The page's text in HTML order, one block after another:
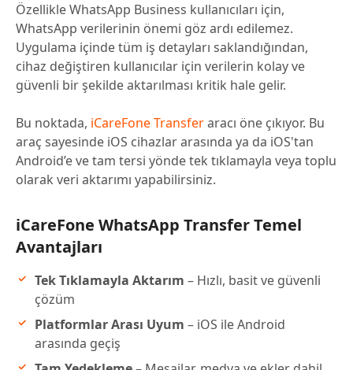
Özellikle WhatsApp Business kullanıcıları için,
WhatsApp verilerinin önemi göz ardı edilemez.
Uygulama içinde tüm iş detayları saklandığından,
cihaz değiştiren kullanıcılar için verilerin kolay ve
güvenli bir şekilde aktarılması kritik hale gelir.
Bu noktada, iCareFone Transferaracı öne çıkıyor. Bu
araç sayesinde iOS cihazlar arasında ya da iOS'tan
Android’e ve tam tersi yönde tek tıklamayla veya toplu
olarak veri aktarımı yapabilirsiniz.
iCareFone WhatsApp Transfer Temel
Avantajları
Tek Tıklamayla Aktarım – Hızlı, basit ve güvenli
çözüm
Platformlar Arası Uyum – iOS ile Android
arasında geçiş